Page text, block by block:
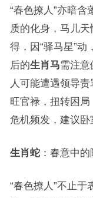
“春色撩人”亦暗含
质的化身，马儿
得，因“驿马星”动
后的生肖马需注意
人可能遭遇领导
旺官禄，扭转困
危机频发，建议卧
生肖蛇：春意中的
“春色撩人”不止于